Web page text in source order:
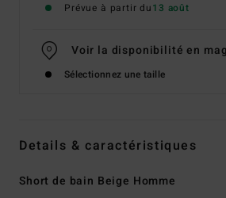
Prévue à partir du13 août
Voir la disponibilité en
Sélectionnez une taille
Details & caractéristiques
Short de bain Beige Homme